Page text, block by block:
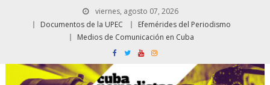
viernes, agosto 07, 2026
Documentos de la UPEC
Efemérides del Periodismo
Medios de Comunicación en Cuba